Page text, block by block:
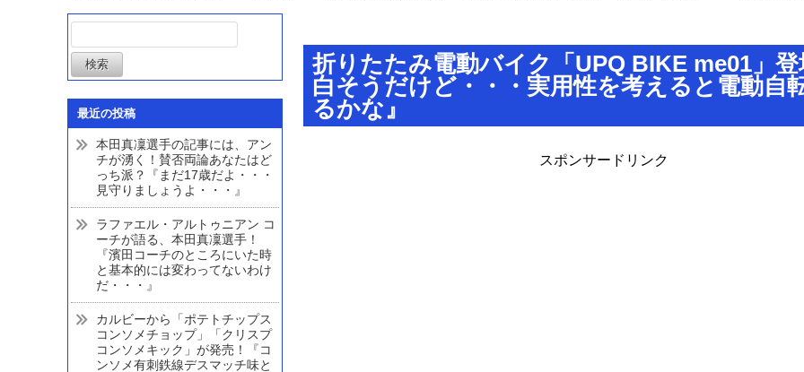
【驚愕】動物さんたち、一斉に「コンビニの棚」に興味を示し始める・・・
最近の投稿
本田真凜選手の記事には、アン
チが湧く！賛否両論あなたはど
っち派？『まだ17歳だよ・・・
見守りましょうよ・・・』
ラファエル・アルトゥニアン コ
ーチが語る、本田真凜選手！
『濱田コーチのところにいた時
と基本的には変わってないわけ
だ・・・』
カルビーから「ポテトチップス
コンソメチョップ」「クリスプ
コンソメキック」が発売！『コ
ンソメ有刺鉄線デスマッチ味と
折りたたみ電動バイク「UPQ BIKE me01」登
白そうだけど・・・実用性を考えると電動自
るかな』
スポンサードリンク